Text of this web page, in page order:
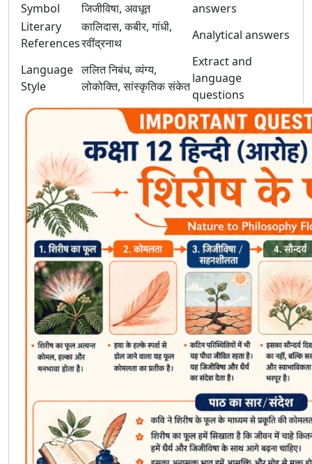
Symbol
जिजीविषा, अवधूत
answers
Literary
References
कालिदास, कबीर, गांधी,
रवींद्रनाथ
Analytical answers
Language
Style
ललित निबंध, व्यंग्य,
लोकोक्ति, सांस्कृतिक संकेत
Extract and
language
questions